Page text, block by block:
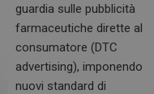
guardia sulle pubblicità
farmaceutiche dirette al
consumatore (DTC
advertising), imponendo
nuovi standard di
Corporation
Sessione